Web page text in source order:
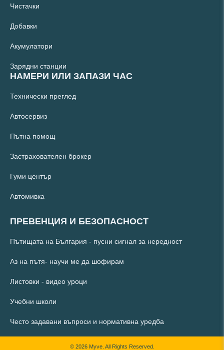
Чистачки
Добавки
Акумулатори
Зарядни станции
НАМЕРИ ИЛИ ЗАПАЗИ ЧАС
Технически преглед
Автосервиз
Пътна помощ
Застрахователен брокер
Гуми център
Автомивка
ПРЕВЕНЦИЯ И БЕЗОПАСНОСТ
Пътищата на България - пусни сигнал за нередност
Аз на пътя- научи ме да шофирам
Листовки - видео уроци
Учебни школи
Често задавани въпроси и нормативна уредба
© 2026 Myve. All Rights Reserved.